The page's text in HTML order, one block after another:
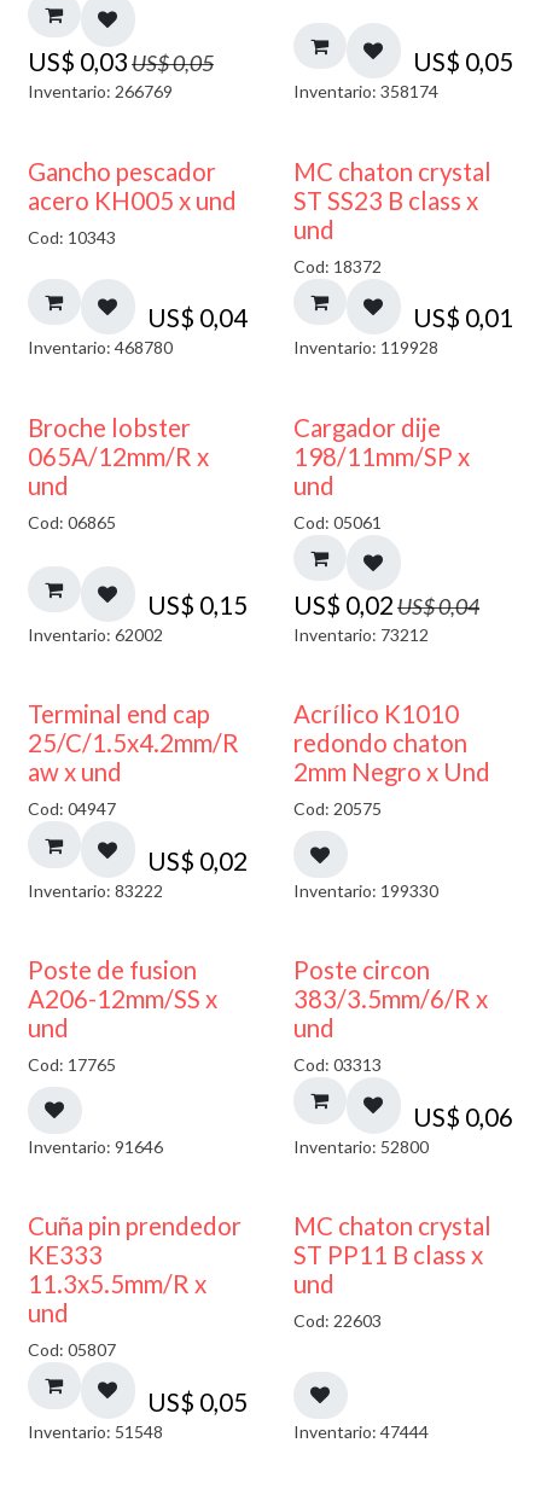
US$ 0,03US$0,05
Inventario: 266769
US$ 0,05
Inventario: 358174
Gancho pescador
acero KH005 x und
Cod: 10343
US$ 0,04
Inventario: 468780
MC chaton crystal
ST SS23 B class x
und
Cod: 18372
US$ 0,01
Inventario: 119928
Broche lobster
065A/12mm/R x
und
Cod: 06865
US$ 0,15
Inventario: 62002
50% DESCUENTO
Cargador dije
198/11mm/SP x
und
Cod: 05061
US$ 0,02US$0,04
Inventario: 73212
Terminal end cap
25/C/1.5x4.2mm/R
aw x und
Cod: 04947
US$ 0,02
Inventario: 83222
50% DESCUENTO
Acrílico K1010
redondo chaton
2mm Negro x Und
Cod: 20575
Inventario: 199330
Poste de fusion
A206-12mm/SS x
und
Cod: 17765
Inventario: 91646
Poste circon
383/3.5mm/6/R x
und
Cod: 03313
US$ 0,06
Inventario: 52800
Cuña pin prendedor
KE333
11.3x5.5mm/R x
und
Cod: 05807
US$ 0,05
Inventario: 51548
MC chaton crystal
ST PP11 B class x
und
Cod: 22603
Inventario: 47444